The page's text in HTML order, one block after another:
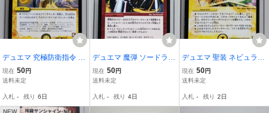
デュエマ 究極防衛指令 コ
ード777 カード
現在 50円
送料未定
入札 - 残り 6日
デュエマ 魔弾 ソードラン
チャー カード
現在 50円
送料未定
入札 - 残り 4日
デュエマ 聖装 ネビュラウ
イング カード
現在 50円
送料未定
入札 - 残り 2日
NEW